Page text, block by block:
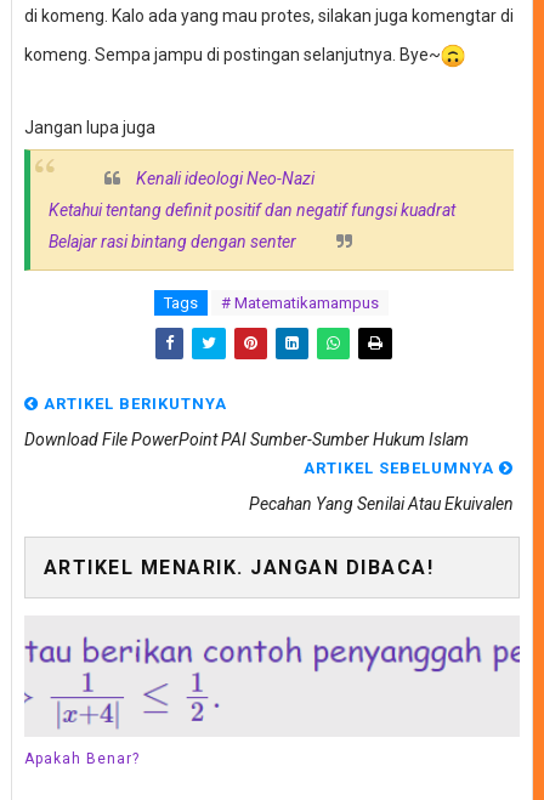
di komeng. Kalo ada yang mau protes, silakan juga komengtar di
komeng. Sempa jampu di postingan selanjutnya. Bye~
Jangan lupa juga
Kenali ideologi Neo-Nazi
Ketahui tentang definit positif dan negatif fungsi kuadrat
Belajar rasi bintang dengan senter
Tags # Matematikamampus
ARTIKEL BERIKUTNYA
Download File PowerPoint PAI Sumber-Sumber Hukum Islam
ARTIKEL SEBELUMNYA
Pecahan Yang Senilai Atau Ekuivalen
ARTIKEL MENARIK. JANGAN DIBACA!
Apakah Benar?